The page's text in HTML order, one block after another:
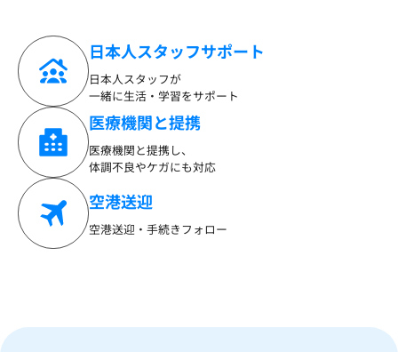
日本人スタッフサポート
日本人スタッフが
一緒に生活・学習をサポート
医療機関と提携
医療機関と提携し、
体調不良やケガにも対応
空港送迎
空港送迎・手続きフォロー